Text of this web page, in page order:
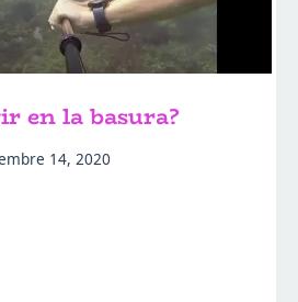
en la basura?
14, 2020